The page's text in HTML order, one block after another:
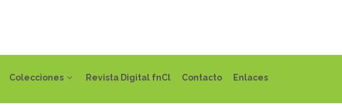
Colecciones Revista Digital fnCl Contacto Enlaces